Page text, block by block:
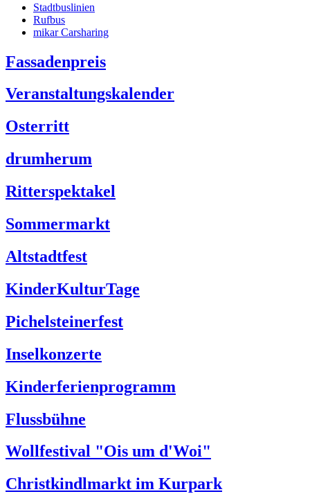
Stadtbuslinien
Rufbus
mikar Carsharing
Fassadenpreis
Veranstaltungskalender
Osterritt
drumherum
Ritterspektakel
Sommermarkt
Altstadtfest
KinderKulturTage
Pichelsteinerfest
Inselkonzerte
Kinderferienprogramm
Flussbühne
Wollfestival "Ois um d'Woi"
Christkindlmarkt im Kurpark